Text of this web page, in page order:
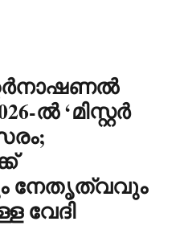
ൽ ‘മിസ്റ്റർ
നേതൃത്വവും
വേദി